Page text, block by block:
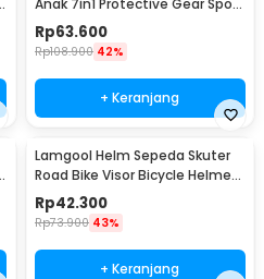
Anak 7in1 Protective Gear Sport
Activity - K25
Rp63.600
Rp108.900 42%
+ Keranjang
Lamgool Helm Sepeda Skuter
Road Bike Visor Bicycle Helmet
4 Air Vent - U10
Rp42.300
Rp73.900 43%
+ Keranjang